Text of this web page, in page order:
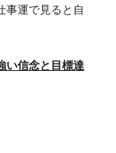
事運で見ると自
い信念と目標達